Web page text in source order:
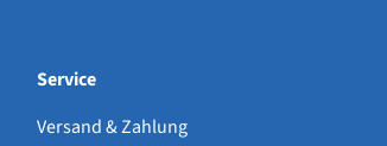
Service
Versand & Zahlung